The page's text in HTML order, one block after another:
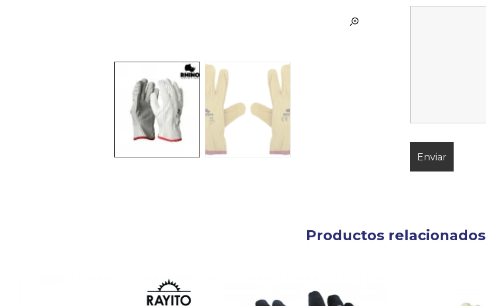
Productos relacionados